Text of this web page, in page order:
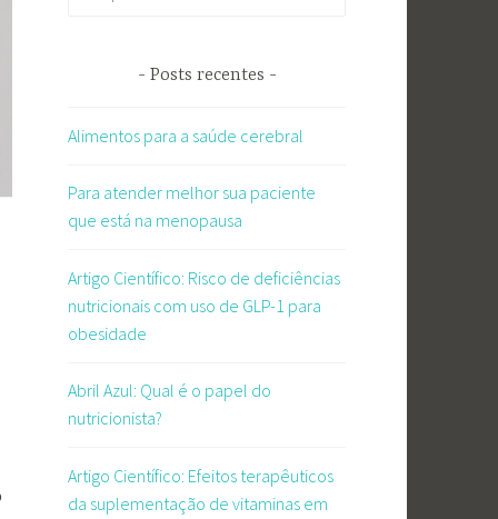
Posts recentes
Alimentos para a saúde cerebral
Para atender melhor sua paciente
que está na menopausa
Artigo Científico: Risco de deficiências
nutricionais com uso de GLP-1 para
obesidade
Abril Azul: Qual é o papel do
nutricionista?
Artigo Científico: Efeitos terapêuticos
da suplementação de vitaminas em